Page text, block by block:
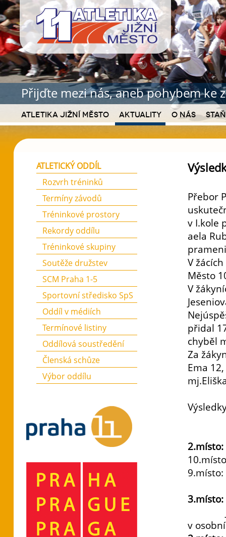
Přijďte mezi nás, aneb pohybem ke
Atletika Jižní Město Aktuality O nás
Přebor
v I.kole
aela
V
Město
V
přidal
chyběl
Za
Ema
3.místo:
v
ATLETICKÝ ODDÍL
Rozvrh tréninků
Termíny závodů
Tréninkové prostory
Rekordy oddílu
Tréninkové skupiny
Soutěže družstev
SCM Praha 1-5
Sportovní středisko SpS
Oddíl v médiích
Termínové listiny
Oddílová soustředění
Členská schůze
Výbor oddílu